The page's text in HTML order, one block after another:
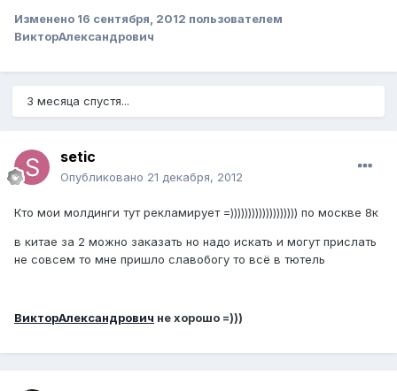
Изменено 16 сентября, 2012 пользователем
ВикторАлександрович
3 месяца спустя...
setic
Опубликовано 21 декабря, 2012
Кто мои молдинги тут рекламирует =))))))))))))))))))) по москве 8к
в китае за 2 можно заказать но надо искать и могут прислать
не совсем то мне пришло славобогу то всё в тютель
ВикторАлександрович не хорошо =)))